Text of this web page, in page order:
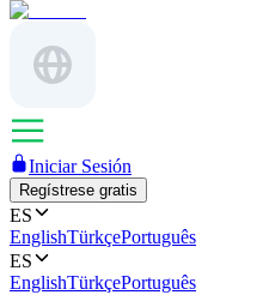
Iniciar Sesión
Regístrese gratis
ES
EnglishTürkçePortuguês
ES
EnglishTürkçePortuguês